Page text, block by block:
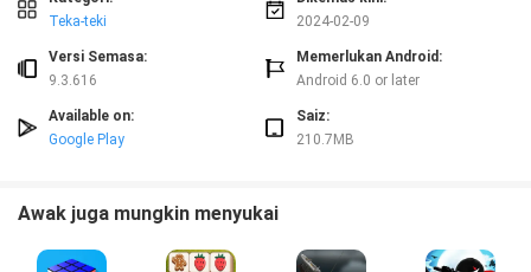
Teka-teki
2024-02-09
Versi Semasa:
9.3.616
Memerlukan Android:
Android 6.0 or later
Available on:
Google Play
Saiz:
210.7MB
Awak juga mungkin menyukai